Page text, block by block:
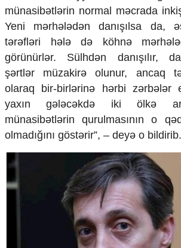
Energetika
Neft-qaz
Əmək və sosial siyasət
Kənd təsərrüfatı
Hərbi sənaye
Telekommunikasiya və nəqliyyat
COP29
Cəmiyyət
Crossmedia.az - 1 yaş
Siyasət
Məhkəmə və hüquq
Gənclər və İdman
Media və QHT
münasibətlərin normal məcrada
Yeni mərhələdən danışılsa da,
tərəfləri hələ də köhnə
görünürlər. Sülhdən danışılır,
şərtlər müzakirə olunur, ancaq
olaraq bir-birlərinə hərbi zərbələr
yaxın gələcəkdə iki ölkə
münasibətlərin qurulmasının o
olmadığını göstərir”, – deyə o bildirib.